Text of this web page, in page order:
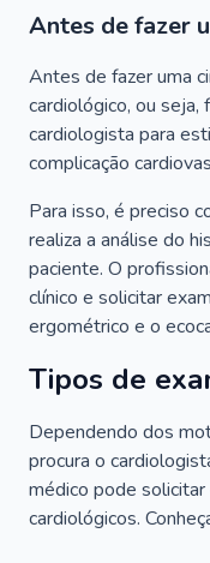
Antes de fazer
Antes de fazer uma
cardiológico, ou seja,
cardiologista para
complicação
Para isso, é preciso
realiza a análise do
paciente. O
clínico e solicitar
ergométrico e o
Tipos de
Dependendo dos
procura o
médico pode
cardiológicos.